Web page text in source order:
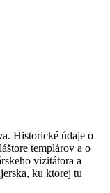
Historické údaje o
templárov a o
vizitátora a
ku ktorej tu